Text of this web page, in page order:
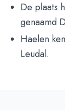
De plaats
genaamd
Haelen
Leudal.